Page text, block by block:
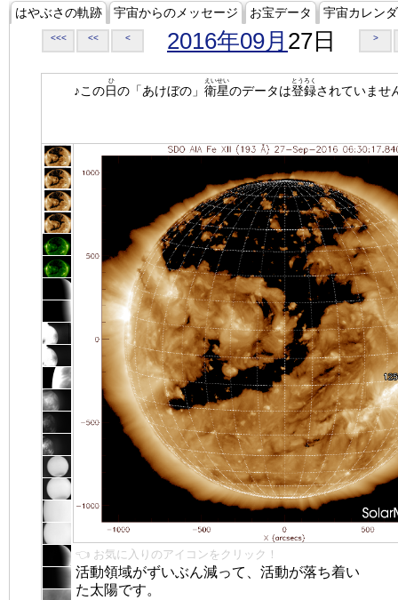
はやぶさの軌跡 宇宙からのメッセージ お宝データ 宇宙カレン
<<< << < 2016年09月 27日 >
♪この日
ひ
の「あけぼの」 衛星
えいせい
のデータは登録
とうろく
されていませ
👈 お気に入りのアイコンをクリック！
活動領域がずいぶん減って、活動が落ち着い
た太陽です。